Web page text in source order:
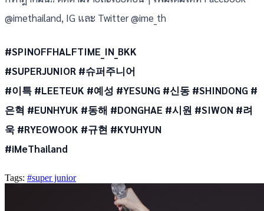
@imethailand, IG และ Twitter @ime_th
#SPINOFFHALFTIME_IN_BKK
#SUPERJUNIOR #슈퍼주니어
#이특 #LEETEUK #예성 #YESUNG #신동 #SHINDONG #
은혁 #EUNHYUK #동해 #DONGHAE #시원 #SIWON #려
욱 #RYEOWOOK #규현 #KYUHYUN
#iMeThailand
Tags: #super junior